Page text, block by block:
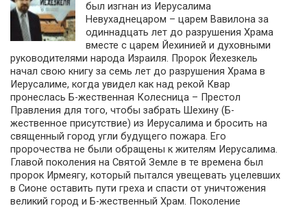
был изгнан из Иерусалима
Невухаднецаром – царем Вавилона за
одиннадцать лет до разрушения Храма
вместе с царем Йехинией и духовными
руководителями народа Израиля. Пророк Йехезкель
начал свою книгу за семь лет до разрушения Храма в
Иерусалиме, когда увидел как над рекой Квар
пронеслась Б-жественная Колесница – Престол
Правления для того, чтобы забрать Шехину (Б-
жественное присутствие) из Иерусалима и бросить на
священный город угли будущего пожара. Его
пророчества не были обращены к жителям Иерусалима.
Главой поколения на Святой Земле в те времена был
пророк Ирмеягу, который пытался увещевать уцелевших
в Сионе оставить пути греха и спасти от уничтожения
великий город и Б-жественный Храм. Поколение